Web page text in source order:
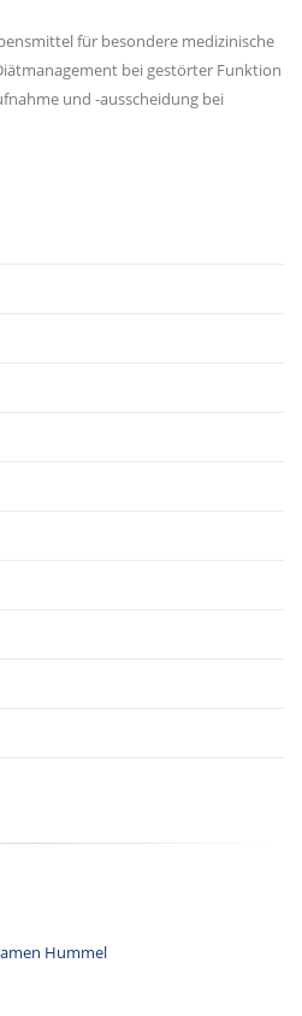
für besondere medizinische
bei gestörter Funktion
und -ausscheidung bei
Hummel